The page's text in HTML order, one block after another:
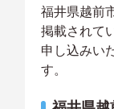
福井県越前
掲載されて
申し込みい
す。